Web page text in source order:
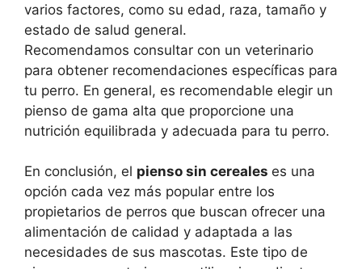
varios factores, como su edad, raza, tamaño y
estado de salud general.
Recomendamos consultar con un veterinario
para obtener recomendaciones específicas para
tu perro. En general, es recomendable elegir un
pienso de gama alta que proporcione una
nutrición equilibrada y adecuada para tu perro.
En conclusión, el pienso sin cereales es una
opción cada vez más popular entre los
propietarios de perros que buscan ofrecer una
alimentación de calidad y adaptada a las
necesidades de sus mascotas. Este tipo de